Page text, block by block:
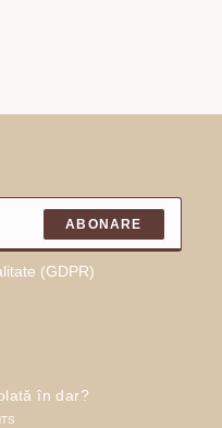
ABONARE
(GDPR)
în dar?